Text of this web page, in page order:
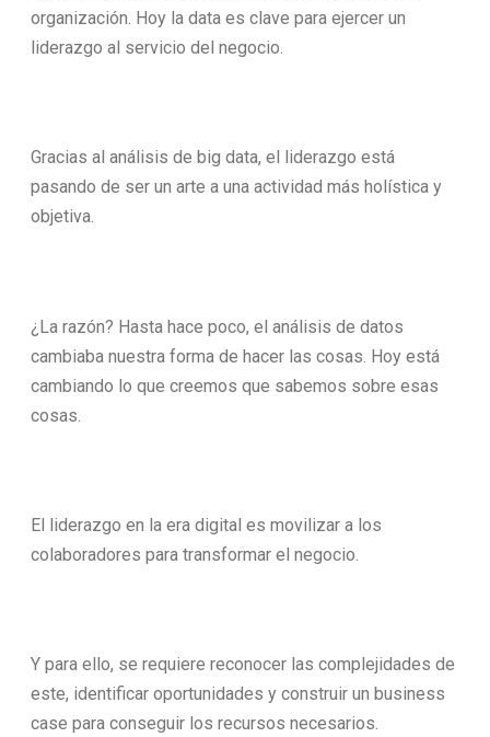
organización. Hoy la data es clave para ejercer un
liderazgo al servicio del negocio.
Gracias al análisis de big data, el liderazgo está
pasando de ser un arte a una actividad más holística y
objetiva.
¿La razón? Hasta hace poco, el análisis de datos
cambiaba nuestra forma de hacer las cosas. Hoy está
cambiando lo que creemos que sabemos sobre esas
cosas.
El liderazgo en la era digital es movilizar a los
colaboradores para transformar el negocio.
Y para ello, se requiere reconocer las complejidades de
este, identificar oportunidades y construir un business
case para conseguir los recursos necesarios.